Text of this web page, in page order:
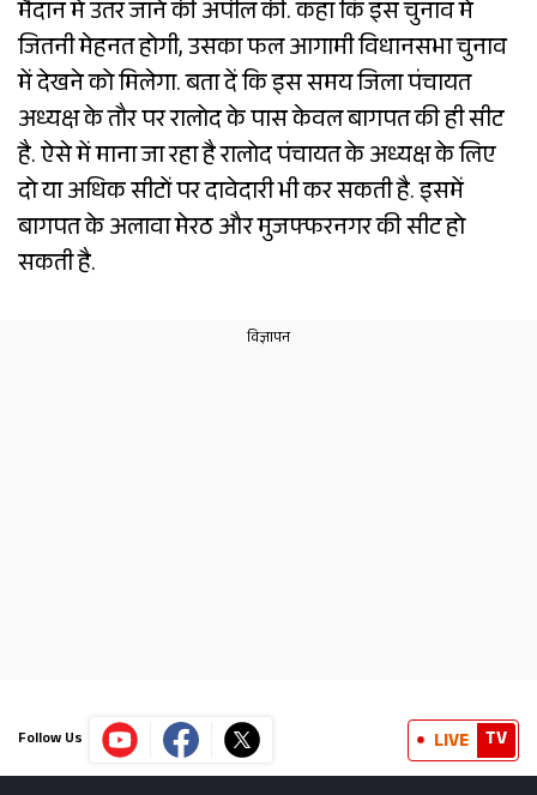
मैदान में उतर जाने की अपील की. कहा कि इस चुनाव में
जितनी मेहनत होगी, उसका फल आगामी विधानसभा चुनाव
में देखने को मिलेगा. बता दें कि इस समय जिला पंचायत
अध्यक्ष के तौर पर रालोद के पास केवल बागपत की ही सीट
है. ऐसे में माना जा रहा है रालोद पंचायत के अध्यक्ष के लिए
दो या अधिक सीटों पर दावेदारी भी कर सकती है. इसमें
बागपत के अलावा मेरठ और मुजफ्फरनगर की सीट हो
सकती है.
Follow Us LIVE TV